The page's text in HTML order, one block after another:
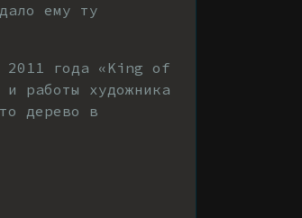
ему ту
2011 года «King of
работы художника
дерево в